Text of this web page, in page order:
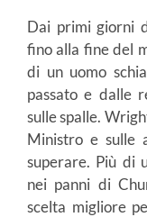
Dai primi giorni
fino alla fine del
di un uomo
passato e dalle
sulle spalle.
Ministro e sulle
superare. Più di
nei panni di
scelta migliore